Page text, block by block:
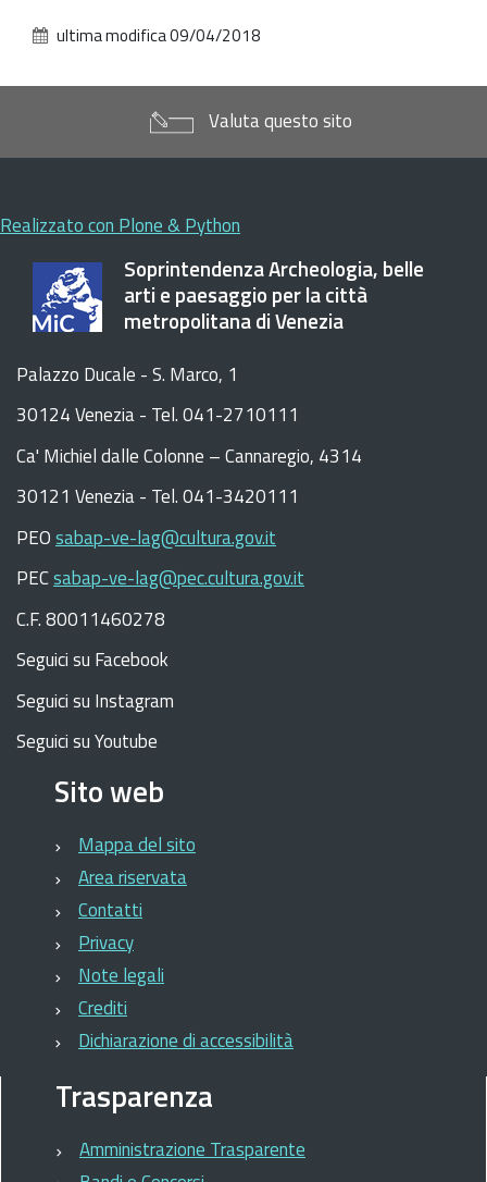
ultima modifica09/04/2018
Valuta questo sito
Realizzato con Plone & Python
Soprintendenza Archeologia, belle
arti e paesaggio per la città
metropolitana di Venezia
Palazzo Ducale - S. Marco, 1
30124 Venezia - Tel. 041-2710111
Ca' Michiel dalle Colonne – Cannaregio, 4314
30121 Venezia - Tel. 041-3420111
PEOsabap-ve-lag@cultura.gov.it
PECsabap-ve-lag@pec.cultura.gov.it
C.F. 80011460278
Seguici su Facebook
Seguici su Instagram
Seguici su Youtube
Sito web
Mappa del sito
Area riservata
Contatti
Privacy
Note legali
Crediti
Dichiarazione di accessibilità
Trasparenza
Amministrazione Trasparente